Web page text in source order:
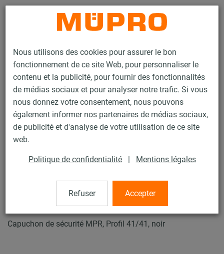
Nous utilisons des cookies pour assurer le bon
fonctionnement de ce site Web, pour personnaliser le
contenu et la publicité, pour fournir des fonctionnalités
de médias sociaux et pour analyser notre trafic. Si vous
nous donnez votre consentement, nous pouvons
également informer nos partenaires de médias sociaux,
de publicité et d'analyse de votre utilisation de ce site
web.
Politique de confidentialité | Mentions légales
Refuser Accepter
Contact
Produits Technique de fixation
Fixation de gaines
Rails d'installation pour la fixation de gaines
Rails d’installation MPR (plage de charge légère à moyenne)
Capuchon de sécurité MPR
11 / 69
Capuchon de sécurité MPR
Capuchon de sécurité MPR, Profil 41/41, noir